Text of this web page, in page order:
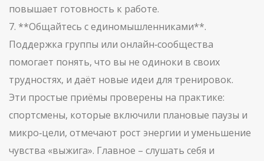
повышает готовность к работе.
7. **Общайтесь с единомышленниками**.
Поддержка группы или онлайн‑сообщества
помогает понять, что вы не одиноки в своих
трудностях, и даёт новые идеи для тренировок.
Эти простые приёмы проверены на практике:
спортсмены, которые включили плановые паузы и
микро‑цели, отмечают рост энергии и уменьшение
чувства «выжига». Главное – слушать себя и